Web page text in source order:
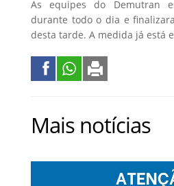
As equipes do Demutran
durante todo o dia e
desta tarde. A medida já está
Mais notícias